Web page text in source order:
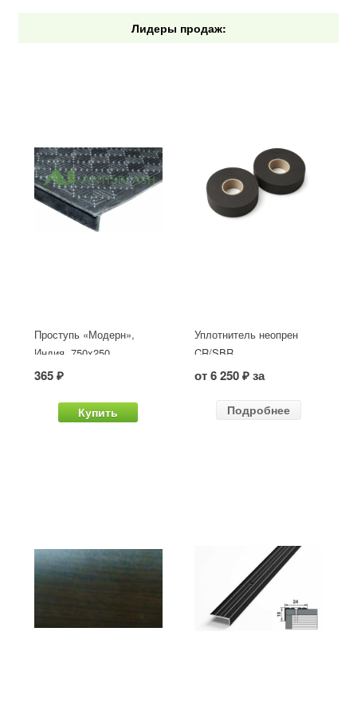
Лидеры продаж:
Проступь «Модерн»,
Индия, 750x250
365 ₽
Купить
Уплотнитель неопрен
CR/SBR
от 6 250 ₽ за
Подробнее